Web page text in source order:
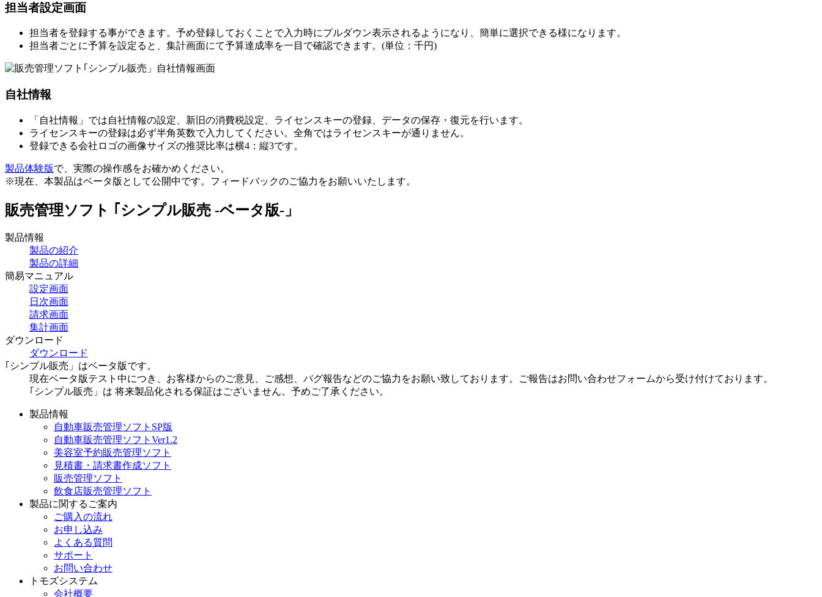
担当者設定画面
担当者を登録する事ができます。予め登録しておくことで入力時にプルダウン表示されるようになり、簡単に選択できる様になります。
担当者ごとに予算を設定ると、集計画面にて予算達成率を一目で確認できます。(単位：千円)
自社情報
「自社情報」では自社情報の設定、新旧の消費税設定、ライセンスキーの登録、データの保存・復元を行います。
ライセンスキーの登録は必ず半角英数で入力してください。全角ではライセンスキーが通りません。
登録できる会社ロゴの画像サイズの推奨比率は横4：縦3です。
製品体験版で、実際の操作感をお確かめください。
※現在、本製品はベータ版として公開中です。フィードバックのご協力をお願いいたします。
販売管理ソフト ｢シンプル販売 -ベータ版-」
製品情報
製品の紹介
製品の詳細
簡易マニュアル
設定画面
日次画面
請求画面
集計画面
ダウンロード
ダウンロード
｢シンプル販売」はベータ版です。
現在ベータ版テスト中につき、お客様からのご意見、ご感想、バグ報告などのご協力をお願い致しております。ご報告はお問い合わせフォームから受け付けております。
｢シンプル販売」は 将来製品化される保証はございません。予めご了承ください。
製品情報
自動車販売管理ソフトSP版
自動車販売管理ソフトVer1.2
美容室予約販売管理ソフト
見積書・請求書作成ソフト
販売管理ソフト
飲食店販売管理ソフト
製品に関するご案内
ご購入の流れ
お申し込み
よくある質問
サポート
お問い合わせ
トモズシステム
会社概要